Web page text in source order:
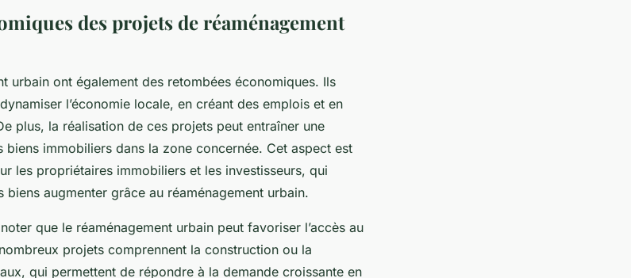
des projets de réaménagement
urbain ont également des retombées économiques. Ils
l’économie locale, en créant des emplois et en
plus, la réalisation de ces projets peut entraîner une
biens immobiliers dans la zone concernée. Cet aspect est
les propriétaires immobiliers et les investisseurs, qui
augmenter grâce au réaménagement urbain.
que le réaménagement urbain peut favoriser l’accès au
projets comprennent la construction ou la
qui permettent de répondre à la demande croissante en